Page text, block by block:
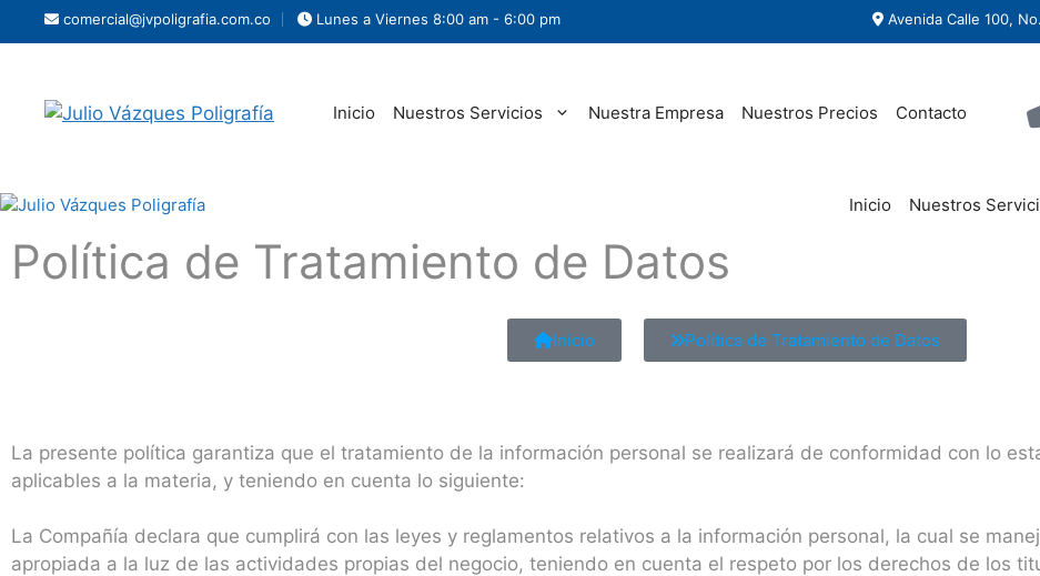
Avenida Calle 100,
comercial@jvpoligrafia.com.co Lunes a Viernes 8:00 am - 6:00 pm
Inicio Nuestros Servicios Nuestra Empresa Nuestros Precios Contacto
Inicio Nuestros
Política de Tratamiento de Datos
Inicio Política de Tratamiento de Datos
La presente política garantiza que el tratamiento de la información personal se realizará de conformidad con lo
aplicables a la materia, y teniendo en cuenta lo siguiente:
La Compañía declara que cumplirá con las leyes y reglamentos relativos a la información personal, la cual se
apropiada a la luz de las actividades propias del negocio, teniendo en cuenta el respeto por los derechos de los